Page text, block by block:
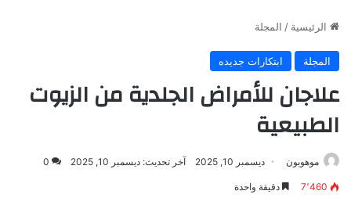
الرئيسية / المجلة
المجلة ابتكارات جديده
علاجان للأمراض الجلدية من الزيوت
الطبيعية
موهوبون ديسمبر 10, 2025 آخر تحديث: ديسمبر 10, 2025 0
7٬460 دقيقة واحدة